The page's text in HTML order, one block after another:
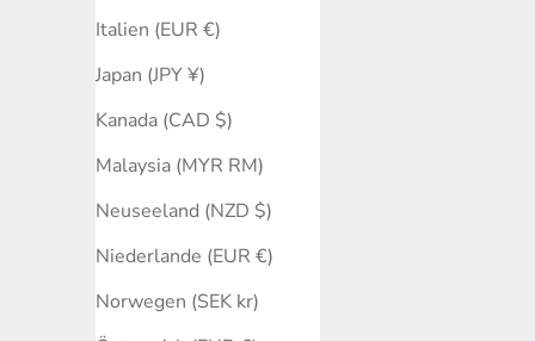
Italien (EUR €)
Japan (JPY ¥)
Kanada (CAD $)
Malaysia (MYR RM)
Neuseeland (NZD $)
Niederlande (EUR €)
Norwegen (SEK kr)